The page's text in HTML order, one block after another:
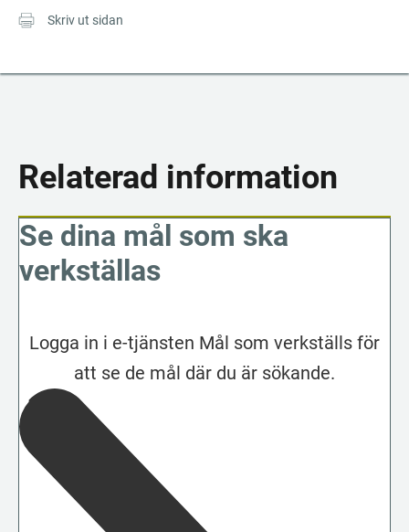
Skriv ut sidan
Relaterad information
Se dina mål som ska
verkställas
Logga in i e-tjänsten Mål som verkställs för
att se de mål där du är sökande.